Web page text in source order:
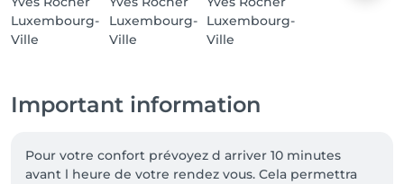
Important information
Pour votre confort prévoyez d arriver 10 minutes
avant l heure de votre rendez vous. Cela permettra